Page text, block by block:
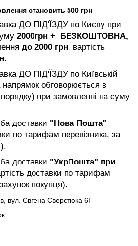
становить 500 грн
ДО ПІД'ЇЗДУ по Києву при
2000грн + БЕЗКОШТОВНА,
до 2000 грн, вартість
ДО ПІД'ЇЗДУ по Київській
напрямок обговорюється в
при замовленні на суму
доставки "Нова Пошта"
по тарифам перевізника, за
доставки "УкрПошта" при
доставки по тарифам
покупця).
вул. Євгена Сверстюка 6Г